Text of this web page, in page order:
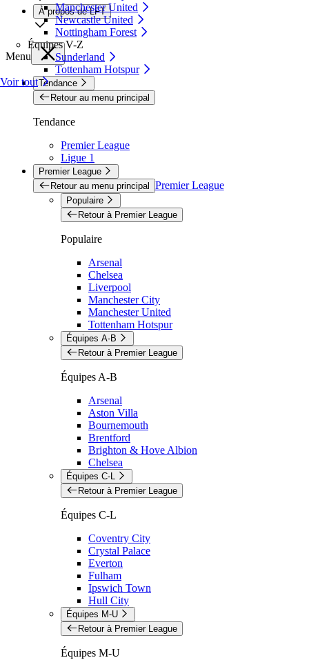
Manchester United
Newcastle United
Nottingham Forest
Équipes V-Z
Sunderland
Tottenham Hotspur
Voir tout
À propos de LFT
Menu
Tendance
Retour au menu principal
Tendance
Premier League
Ligue 1
Premier League
Retour au menu principal Premier League
Populaire
Retour à Premier League
Populaire
Arsenal
Chelsea
Liverpool
Manchester City
Manchester United
Tottenham Hotspur
Équipes A-B
Retour à Premier League
Équipes A-B
Arsenal
Aston Villa
Bournemouth
Brentford
Brighton & Hove Albion
Chelsea
Équipes C-L
Retour à Premier League
Équipes C-L
Coventry City
Crystal Palace
Everton
Fulham
Ipswich Town
Hull City
Équipes M-U
Retour à Premier League
Équipes M-U